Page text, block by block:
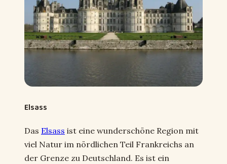
Elsass
Das Elsass ist eine wunderschöne Region mit
viel Natur im nördlichen Teil Frankreichs an
der Grenze zu Deutschland. Es ist ein